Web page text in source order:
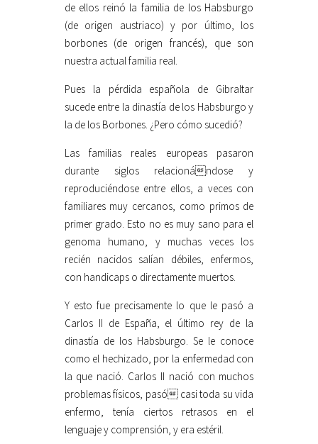
de ellos reinó la familia de los Habsburgo
(de origen austriaco) y por último, los
borbones (de origen francés), que son
nuestra actual familia real.
Pues la pérdida española de Gibraltar
sucede entre la dinastía de los Habsburgo y
la de los Borbones. ¿Pero cómo sucedió?
Las familias reales europeas pasaron
durante siglos relacionándose y
reproduciéndose entre ellos, a veces con
familiares muy cercanos, como primos de
primer grado. Esto no es muy sano para el
genoma humano, y muchas veces los
recién nacidos salían débiles, enfermos,
con handicaps o directamente muertos.
Y esto fue precisamente lo que le pasó a
Carlos II de España, el último rey de la
dinastía de los Habsburgo. Se le conoce
como el hechizado, por la enfermedad con
la que nació. Carlos II nació con muchos
problemas físicos, pasó casi toda su vida
enfermo, tenía ciertos retrasos en el
lenguaje y comprensión, y era estéril.